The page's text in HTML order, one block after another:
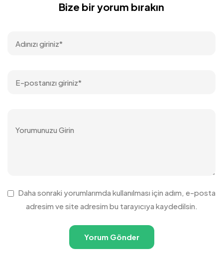
Bize bir yorum bırakın
Daha sonraki yorumlarımda kullanılması için adım, e-posta
adresim ve site adresim bu tarayıcıya kaydedilsin.